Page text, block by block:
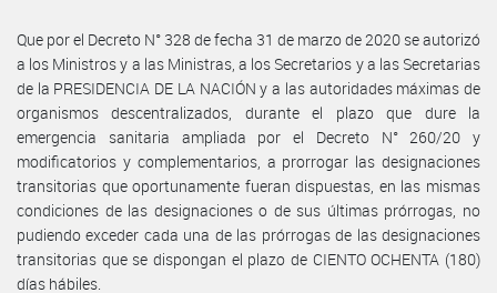
Que por el Decreto N° 328 de fecha 31 de marzo de 2020 se autorizó
a los Ministros y a las Ministras, a los Secretarios y a las Secretarias
de la PRESIDENCIA DE LA NACIÓN y a las autoridades máximas de
organismos descentralizados, durante el plazo que dure la
emergencia sanitaria ampliada por el Decreto N° 260/20 y
modificatorios y complementarios, a prorrogar las designaciones
transitorias que oportunamente fueran dispuestas, en las mismas
condiciones de las designaciones o de sus últimas prórrogas, no
pudiendo exceder cada una de las prórrogas de las designaciones
transitorias que se dispongan el plazo de CIENTO OCHENTA (180)
días hábiles.